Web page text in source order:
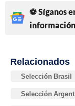
⚽ Síganos
Relacionados
Selección Brasil
Selección